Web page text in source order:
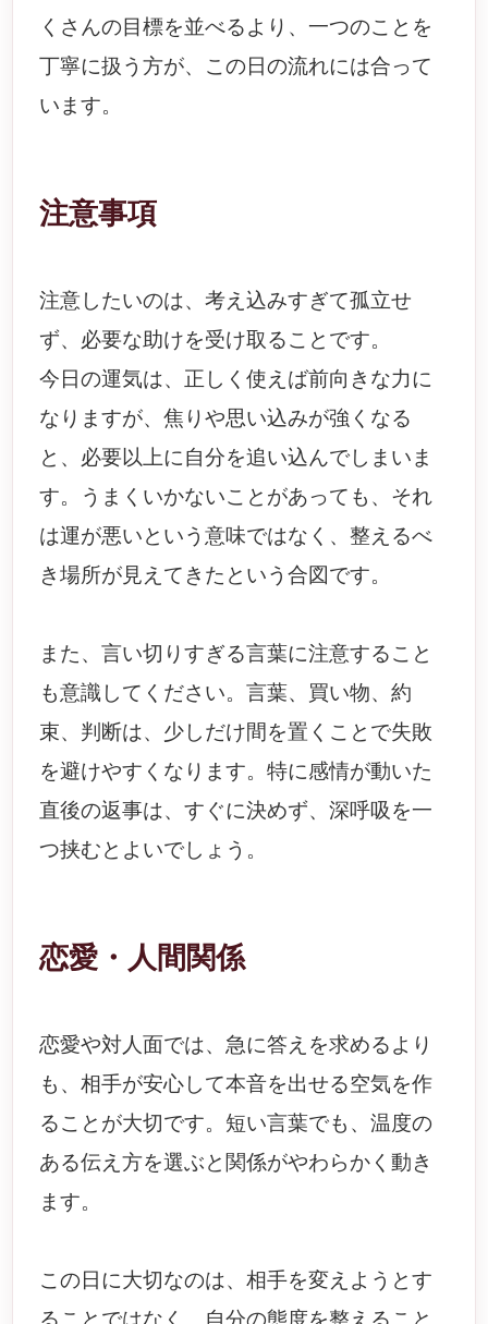
くさんの目標を並べるより、一つのことを
丁寧に扱う方が、この日の流れには合って
います。
注意事項
注意したいのは、考え込みすぎて孤立せ
ず、必要な助けを受け取ることです。
今日の運気は、正しく使えば前向きな力に
なりますが、焦りや思い込みが強くなる
と、必要以上に自分を追い込んでしまいま
す。うまくいかないことがあっても、それ
は運が悪いという意味ではなく、整えるべ
き場所が見えてきたという合図です。
また、言い切りすぎる言葉に注意すること
も意識してください。言葉、買い物、約
束、判断は、少しだけ間を置くことで失敗
を避けやすくなります。特に感情が動いた
直後の返事は、すぐに決めず、深呼吸を一
つ挟むとよいでしょう。
恋愛・人間関係
恋愛や対人面では、急に答えを求めるより
も、相手が安心して本音を出せる空気を作
ることが大切です。短い言葉でも、温度の
ある伝え方を選ぶと関係がやわらかく動き
ます。
この日に大切なのは、相手を変えようとす
ることではなく、自分の態度を整えること